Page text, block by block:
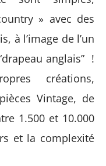
» avec des
à l’image de l’un
anglais” !
créations,
Vintage, de
1.500 et 10.000
et la complexité